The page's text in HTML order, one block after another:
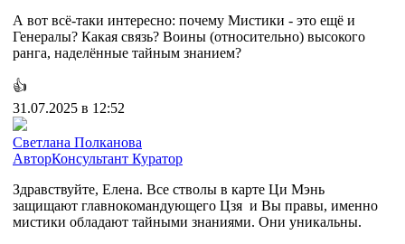
А вот всё-таки интересно: почему Мистики - это ещё и
Генералы? Какая связь? Воины (относительно) высокого
ранга, наделённые тайным знанием?
👍
31.07.2025 в 12:52
Cветлана Полканова
АвторКонсультант Куратор
Здравствуйте, Елена. Все стволы в карте Ци Мэнь
защищают главнокомандующего Цзя и Вы правы, именно
мистики обладают тайными знаниями. Они уникальны.